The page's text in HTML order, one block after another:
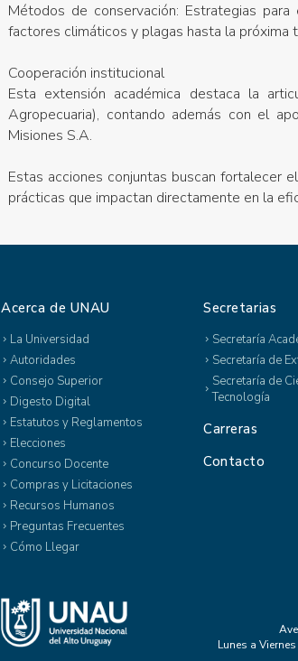
Métodos de conservación: Estrategias
factores climáticos y plagas hasta la próxima
Cooperación institucional
Esta extensión académica destaca la
Agropecuaria), contando además con el
Misiones S.A.
Estas acciones conjuntas buscan fortalecer
prácticas que impactan directamente en la
Acerca de UNAU
La Universidad
Autoridades
Consejo Superior
Digesto Digital
Estatutos y Reglamentos
Elecciones
Concurso Docente
Compras y Licitaciones
Recursos Humanos
Preguntas Frecuentes
Cómo Llegar
Secretarias
Secretaría
Secretaría de
Secretaría de
Tecnología
Carreras
Contacto
Lunes a